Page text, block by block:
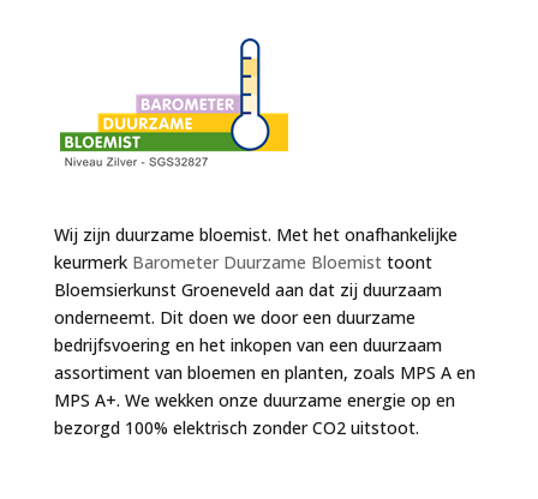
Wij zijn duurzame bloemist. Met het onafhankelijke
keurmerk Barometer Duurzame Bloemisttoont
Bloemsierkunst Groeneveld aan dat zij duurzaam
onderneemt. Dit doen we door een duurzame
bedrijfsvoering en het inkopen van een duurzaam
assortiment van bloemen en planten, zoals MPS A en
MPS A+. We wekken onze duurzame energie op en
bezorgd 100% elektrisch zonder CO2 uitstoot.